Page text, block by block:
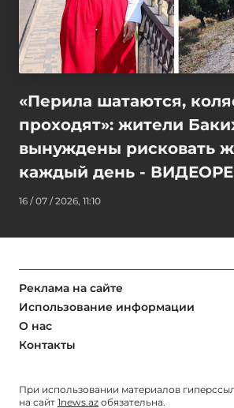
«Перила шатаются,
проходят»: жители
вынуждены рисковать
каждый день -
16 / 07 / 2026, 11:10
Реклама на сайте
Использование информации
О нас
Контакты
При использовании материалов
на сайт 1news.az обязательна.